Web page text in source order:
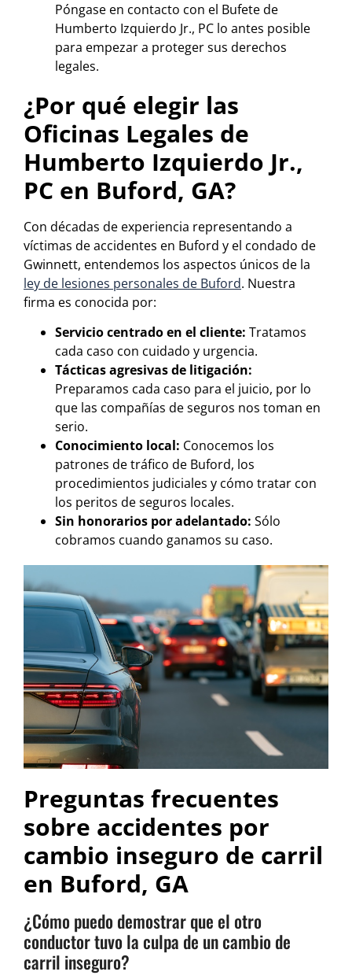
Póngase en contacto con el Bufete de
Humberto Izquierdo Jr., PC lo antes posible
para empezar a proteger sus derechos
legales.
¿Por qué elegir las
Oficinas Legales de
Humberto Izquierdo Jr.,
PC en Buford, GA?
Con décadas de experiencia representando a
víctimas de accidentes en Buford y el condado de
Gwinnett, entendemos los aspectos únicos de la
ley de lesiones personales de Buford. Nuestra
firma es conocida por:
Servicio centrado en el cliente: Tratamos
cada caso con cuidado y urgencia.
Tácticas agresivas de litigación:
Preparamos cada caso para el juicio, por lo
que las compañías de seguros nos toman en
serio.
Conocimiento local: Conocemos los
patrones de tráfico de Buford, los
procedimientos judiciales y cómo tratar con
los peritos de seguros locales.
Sin honorarios por adelantado: Sólo
cobramos cuando ganamos su caso.
Preguntas frecuentes
sobre accidentes por
cambio inseguro de carril
en Buford, GA
¿Cómo puedo demostrar que el otro
conductor tuvo la culpa de un cambio de
carril inseguro?